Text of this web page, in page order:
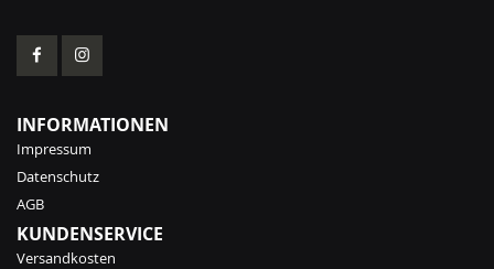
INFORMATIONEN
Impressum
Datenschutz
AGB
KUNDENSERVICE
Versandkosten